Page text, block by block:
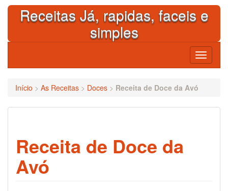
Skip
contentReceitas Já, rapidas, faceis e
simples
Toggle
Início > As Receitas > Doces > Receita de Doce da Avó
Receita de Doce da
Avó